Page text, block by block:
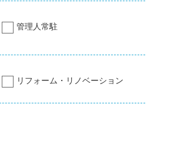
管理人常駐
リフォーム・リノベーション